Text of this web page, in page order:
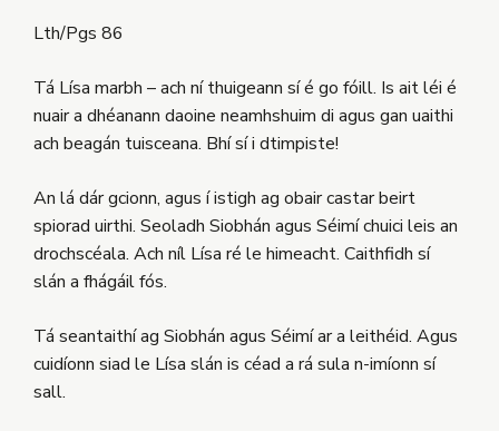
Lth/Pgs 86
Tá Lísa marbh – ach ní thuigeann sí é go fóill. Is ait léi é
nuair a dhéanann daoine neamhshuim di agus gan uaithi
ach beagán tuisceana. Bhí sí i dtimpiste!
An lá dár gcionn, agus í istigh ag obair castar beirt
spiorad uirthi. Seoladh Siobhán agus Séimí chuici leis an
drochscéala. Ach níl Lísa ré le himeacht. Caithfidh sí
slán a fhágáil fós.
Tá seantaithí ag Siobhán agus Séimí ar a leithéid. Agus
cuidíonn siad le Lísa slán is céad a rá sula n-imíonn sí
sall.